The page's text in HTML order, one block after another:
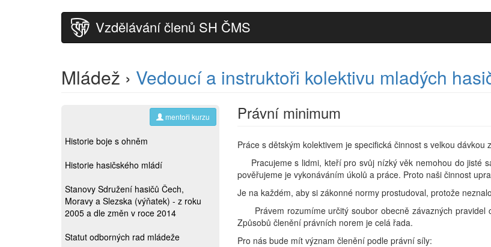
Vzdělávání členů SH ČMS
Mládež › Vedoucí a instruktoři kolektivu mladých
mentoři kurzu
Historie boje s ohněm
Historie hasičského mládí
Stanovy Sdružení hasičů Čech,
Moravy a Slezska (výňatek) - z roku
2005 a dle změn v roce 2014
Statut odborných rad mládeže
Právní minimum
Práce s dětským kolektivem je specifická činnost s velkou dávkou
Pracujeme s lidmi, kteří pro svůj nízký věk nemohou do jisté
pověřujeme je vykonáváním úkolů a práce. Proto naši činnost
Je na každém, aby si zákonné normy prostudoval, protože
Právem rozumíme určitý soubor obecně závazných pravidel
Způsobů členění právních norem je celá řada.
Pro nás bude mít význam členění podle právní síly: